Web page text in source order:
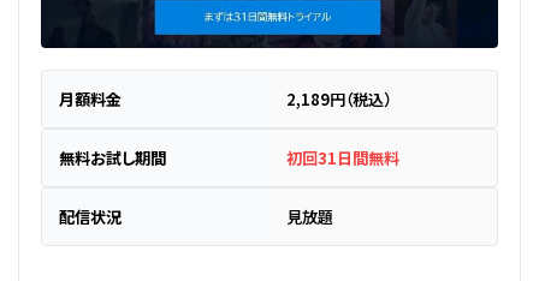
月額料金 2,189円（税込）
無料お試し期間 初回31日間無料
配信状況 見放題